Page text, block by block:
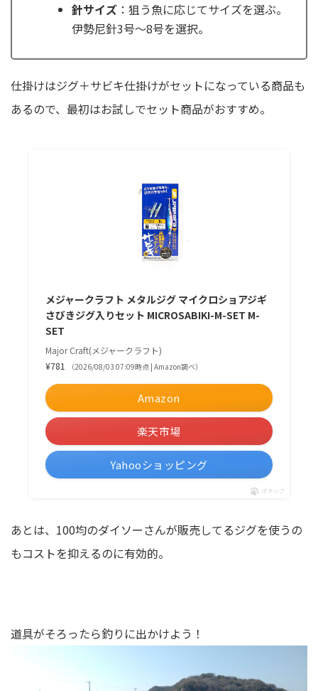
針サイズ ：狙う魚に応じてサイズを選ぶ。
伊勢尼針3号〜8号を選択。
仕掛けはジグ＋サビキ仕掛けがセットになっている商品も
あるので、最初はお試しでセット商品がおすすめ。
メジャークラフト メタルジグ マイクロショアジギ
さびきジグ入りセット MICROSABIKI-M-SET M-
SET
Major Craft(メジャークラフト)
¥781
（2026/08/03 07:09時点 | Amazon調べ）
Amazon
楽天市場
Yahooショッピング
ポチップ
あとは、100均のダイソーさんが販売してるジグを使うの
もコストを抑えるのに有効的。
道具がそろったら釣りに出かけよう！